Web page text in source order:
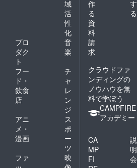
域
活
性
化
プロ
ダク
ト
音
楽
フー
ド・
飲食
店
チ
ャ
レ
ン
ジ
アニ
メ・
漫画
ス
ポ
ー
ツ
ファ
映
作
る
す
る
資
料
請
求
クラウドファ
ンディングの
ノウハウを無
料で学ぼう
CAMPFIRE
アカデミー
CA
MP
FI
説
明
会